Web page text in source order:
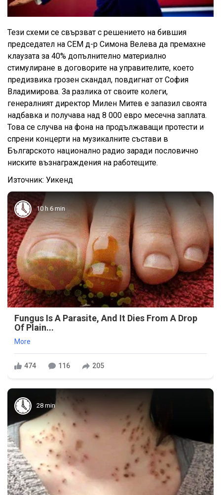
Тези схеми се свързват с решението на бившия
председател на СЕМ д-р Симона Велева да премахне
клаузата за 40% допълнително материално
стимулиране в договорите на управителите, което
предизвика грозен скандал, повдигнат от София
Владимирова. За разлика от своите колеги,
генералният директор Милен Митев е запазил своята
надбавка и получава над 8 000 евро месечна заплата.
Това се случва на фона на продължаващи протести и
спрени концерти на музикалните състави в
Българското национално радио заради пословично
ниските възнаграждения на работещите.
Източник: Уикенд
10 h 6 min
Fungus Is A Parasite, And It Dies From A Drop
Of Plain...
More
474 116 205
28 min